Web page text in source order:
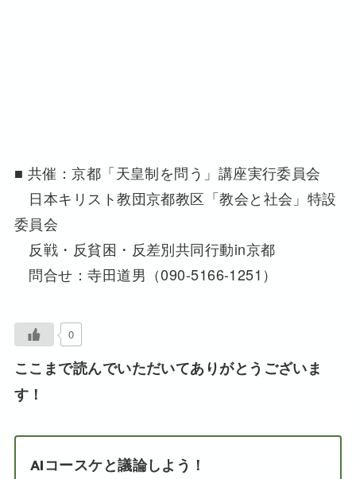
■ 共催：京都「天皇制を問う」講座実行委員会
日本キリスト教団京都教区「教会と社会」特設
委員会
反戦・反貧困・反差別共同行動in京都
問合せ：寺田道男（090-5166-1251）
0
ここまで読んでいただいてありがとうございま
す！
AIコースケと議論しよう！